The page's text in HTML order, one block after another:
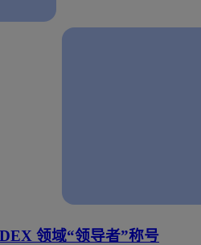
领域“领导者”称号